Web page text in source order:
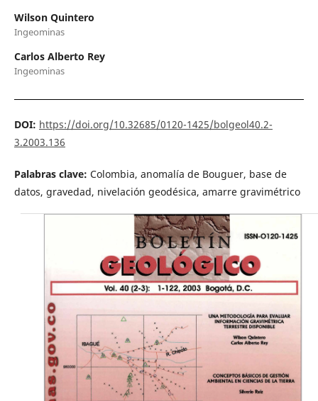
Wilson Quintero
Ingeominas
Carlos Alberto Rey
Ingeominas
DOI: https://doi.org/10.32685/0120-1425/bolgeol40.2-
3.2003.136
Palabras clave: Colombia, anomalía de Bouguer, base de
datos, gravedad, nivelación geodésica, amarre gravimétrico